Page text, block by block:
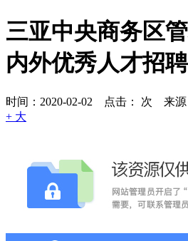
三亚中央商务区
内外优秀人才招
时间：2020-02-02 点击： 次 来
+ 大